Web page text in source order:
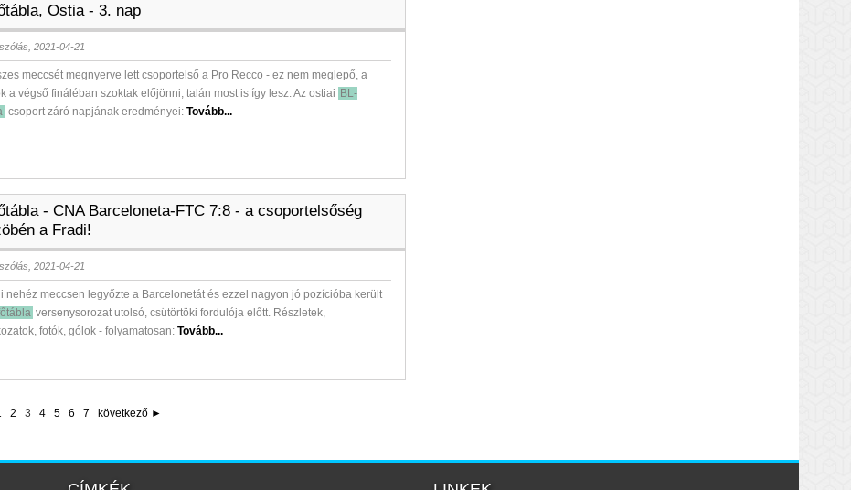
Ostia - 3. nap
2021-04-21
meccsét megnyerve lett csoportelső a Pro Recco - ez nem meglepő, a
a végső fináléban szoktak előjönni, talán most is így lesz. Az ostiai BL-
-csoport záró napjának eredményei:Tovább...
- CNA Barceloneta-FTC 7:8 - a csoportelsőség
a Fradi!
2021-04-21
nehéz meccsen legyőzte a Barcelonetát és ezzel nagyon jó pozícióba került
versenysorozat utolsó, csütörtöki fordulója előtt. Részletek,
fotók, gólok - folyamatosan:Tovább...
2 3 4 5 6 7 következő ►